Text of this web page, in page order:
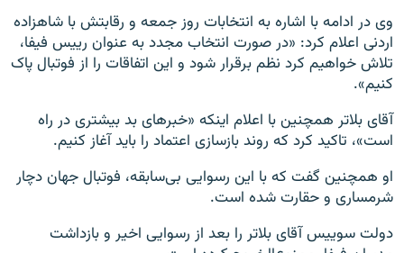
وی در ادامه با اشاره به انتخابات روز جمعه و رقابتش با شاهزاده
اردنی‌ اعلام کرد: «در صورت انتخاب مجدد به عنوان رییس فیفا،
تلاش خواهیم کرد نظم برقرار شود و این اتفاقات را از فوتبال پاک
کنیم».
آقای بلاتر همچنین با اعلام اینکه «خبرهای بد بیشتری در راه
است»،‌ تاکید کرد که روند بازسازی اعتماد را باید آغاز کنیم.
او همچنین گفت که با این رسوایی بی‌سابقه، فوتبال جهان دچار
شرمساری و حقارت شده است.
دولت سوییس آقای بلاتر را بعد از رسوایی اخیر و بازداشت